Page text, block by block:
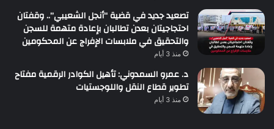
تصعيد جديد في قضية “أنجل الشعيبي”.. وقفتان
احتجاجيتان بعدن تطالبان بإعادة متهمة للسجن
والتحقيق في ملابسات الإفراج عن المحكومين
منذ 3 أيام
د. عمرو السمدوني: تأهيل الكوادر الرقمية مفتاح
تطوير قطاع النقل واللوجستيات
منذ 3 أيام